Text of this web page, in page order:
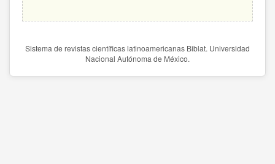
Sistema de revistas científicas latinoamericanas Biblat. Universidad
Nacional Autónoma de México.